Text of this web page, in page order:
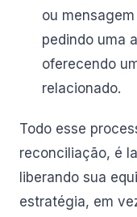
ou
pedindo uma
oferecendo
relacionado.
Todo esse
reconciliação, é
liberando sua
estratégia, em